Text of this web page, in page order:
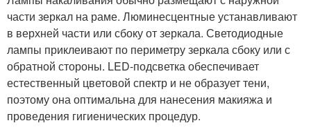
части зеркал на раме. Люминесцентные устанавливают
в верхней части или сбоку от зеркала. Светодиодные
лампы приклеивают по периметру зеркала сбоку или с
обратной стороны. LED-подсветка обеспечивает
естественный цветовой спектр и не образует тени,
поэтому она оптимальна для нанесения макияжа и
проведения гигиенических процедур.